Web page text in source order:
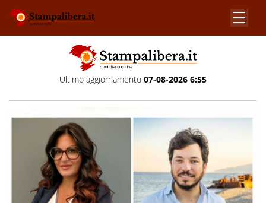
Ultimo aggiornamento 07-08-2026 6:55